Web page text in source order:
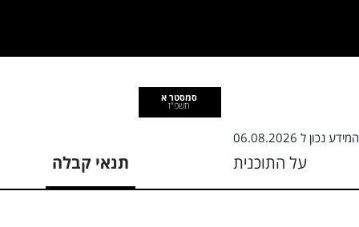
סמסטר א
תשפ"ז
המידע נכון ל 06.08.2026
על התוכנית תנאי קבלה